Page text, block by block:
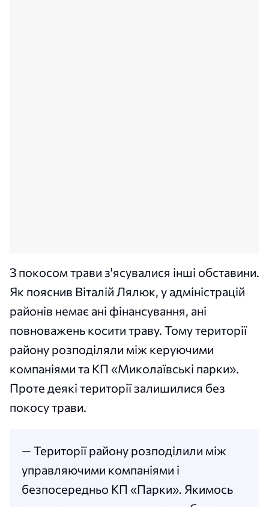
З покосом трави з'ясувалися інші обставини.
Як пояснив Віталій Лялюк, у адміністрацій
районів немає ані фінансування, ані
повноважень косити траву. Тому території
району розподіляли між керуючими
компаніями та КП «Миколаївські парки».
Проте деякі території залишилися без
покосу трави.
— Території району розподілили між
управляючими компаніями і
безпосередньо КП «Парки». Якимось